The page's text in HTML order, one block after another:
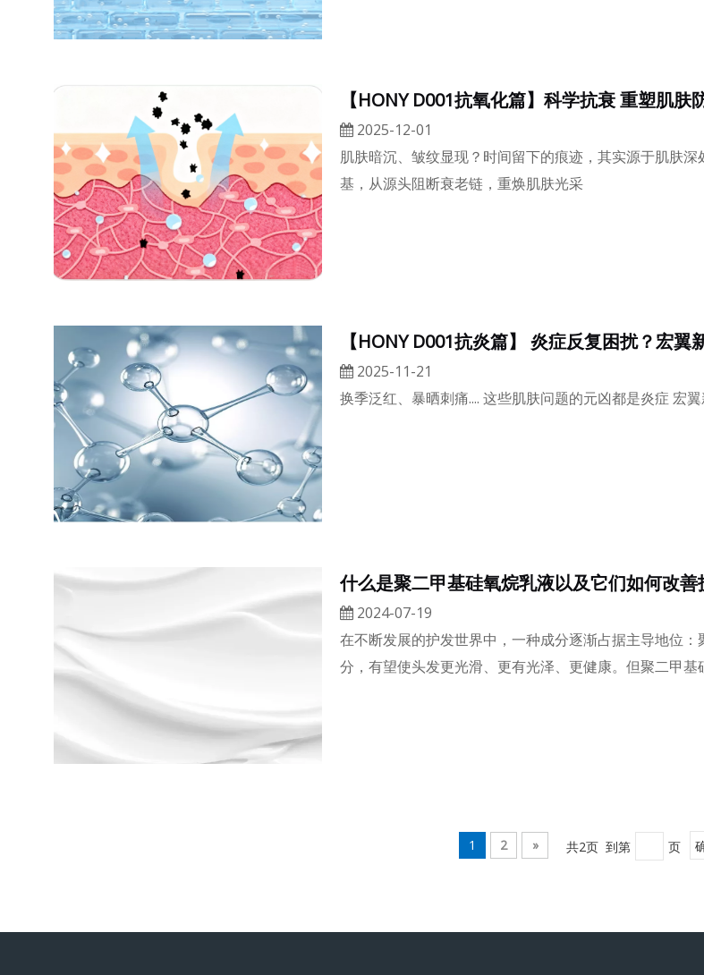
【HONY D001抗氧化篇】科学抗衰 重塑肌肤
2025-12-01
肌肤暗沉、皱纹显现？时间留下的痕迹，其实源于肌肤
基，从源头阻断衰老链，重焕肌肤光采
【HONY D001抗炎篇】 炎症反复困扰？宏
2025-11-21
换季泛红、暴晒刺痛.... 这些肌肤问题的元凶都是炎症 宏
什么是聚二甲基硅氧烷乳液以及它们如何改善
2024-07-19
在不断发展的护发世界中，一种成分逐渐占据主导地位
分，有望使头发更光滑、更有光泽、更健康。但聚二甲
1 2 » 共2页 到第 页